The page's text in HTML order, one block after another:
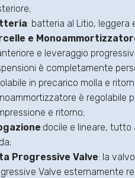
: batteria al Litio, leggera
e
e leveraggio
è completamente
in precarico molla e
è regolabile
e ritorno;
:docile e lineare,
Progressive Valve: la
Valve esternamente